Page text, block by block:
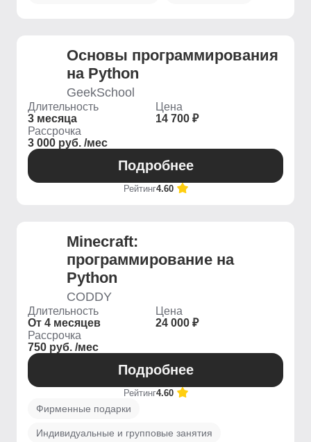
Основы программирования
на Python
GeekSchool
Длительность
3 месяца
Цена
14 700 ₽
Рассрочка
3 000 руб. /мес
Подробнее
Рейтинг4.60
Minecraft:
программирование на
Python
CODDY
Длительность
От 4 месяцев
Цена
24 000 ₽
Рассрочка
750 руб. /мес
Подробнее
Рейтинг4.60
Фирменные подарки
Индивидуальные и групповые занятия